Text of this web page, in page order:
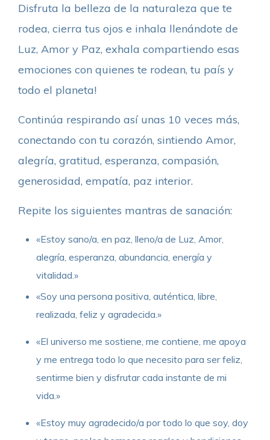
Disfruta la belleza de la naturaleza que te
rodea, cierra tus ojos e inhala llenándote de
Luz, Amor y Paz, exhala compartiendo esas
emociones con quienes te rodean, tu país y
todo el planeta!
Continúa respirando así unas 10 veces más,
conectando con tu corazón, sintiendo Amor,
alegría, gratitud, esperanza, compasión,
generosidad, empatía, paz interior.
Repite los siguientes mantras de sanación:
«Estoy sano/a, en paz, lleno/a de Luz, Amor,
alegría, esperanza, abundancia, energía y
vitalidad.»
«Soy una persona positiva, auténtica, libre,
realizada, feliz y agradecida.»
«El universo me sostiene, me contiene, me apoya
y me entrega todo lo que necesito para ser feliz,
sentirme bien y disfrutar cada instante de mi
vida.»
«Estoy muy agradecido/a por todo lo que soy, doy